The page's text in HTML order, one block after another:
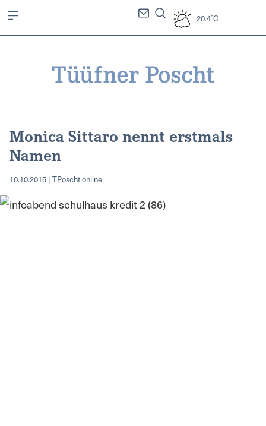
20.4°C
Monica Sittaro nennt erstmals
Namen
10.10.2015 | TPoscht online